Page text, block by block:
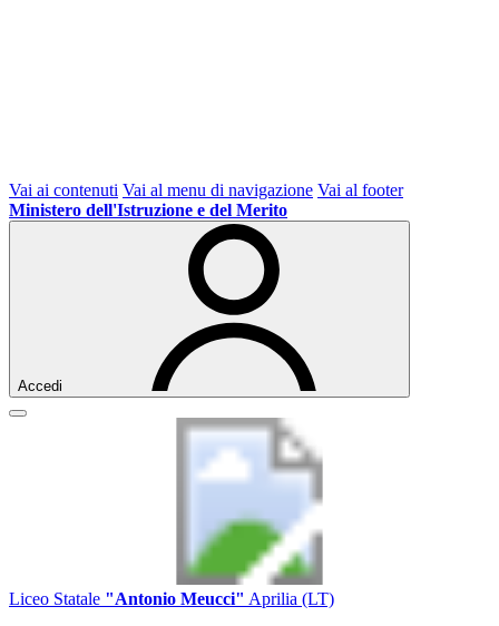
Vai ai contenuti Vai al menu di navigazione Vai al footer
Ministero dell'Istruzione e del Merito
Accedi
Liceo Statale "Antonio Meucci" Aprilia (LT)